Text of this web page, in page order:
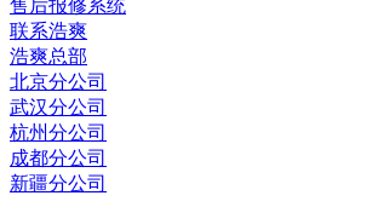
售后报修系统
联系浩爽
浩爽总部
北京分公司
武汉分公司
杭州分公司
成都分公司
新疆分公司